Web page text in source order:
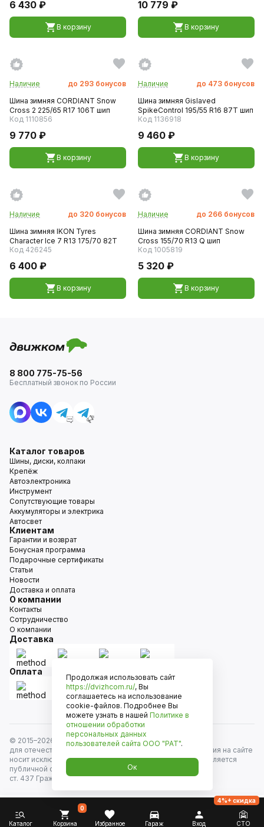
6 430 ₽
В корзину
10 779 ₽
В корзину
Наличие до 293 бонусов
Шина зимняя CORDIANT Snow
Cross 2 225/65 R17 106T шип
Код 1110856
9 770 ₽
В корзину
Наличие до 473 бонусов
Шина зимняя Gislaved
SpikeControl 195/55 R16 87T шип
Код 1136918
9 460 ₽
В корзину
Наличие до 320 бонусов
Шина зимняя IKON Tyres
Character Ice 7 R13 175/70 82T
Код 426245
6 400 ₽
В корзину
Наличие до 266 бонусов
Шина зимняя CORDIANT Snow
Cross 155/70 R13 Q шип
Код 1005819
5 320 ₽
В корзину
8 800 775-75-56
Бесплатный звонок по России
Каталог товаров
Шины, диски, колпаки
Крепёж
Автоэлектроника
Инструмент
Сопутствующие товары
Аккумуляторы и электрика
Автосвет
Клиентам
Гарантии и возврат
Бонусная программа
Подарочные сертификаты
Статьи
Новости
Доставка и оплата
О компании
Контакты
Сотрудничество
О компании
Доставка
Оплата
© 2015–2026
Движком — сеть магазинов автозапчастей
для отечественных автомобилей и иномарок. Информация на сайте
носит исключительно информационный характер и не является
публичной офертой, определяемой положениями
ст. 437 Гражданского кодекса РФ. Все права защищены.
Каталог Корзина
0
Избранное Гараж Вход СТО
4%+ скидка
Продолжая использовать сайт
https://dvizhcom.ru/, Вы
соглашаетесь на использование
cookie-файлов. Подробнее Вы
можете узнать в нашей Политике в
отношении обработки
персональных данных
пользователей сайта ООО "РАТ".
Ок